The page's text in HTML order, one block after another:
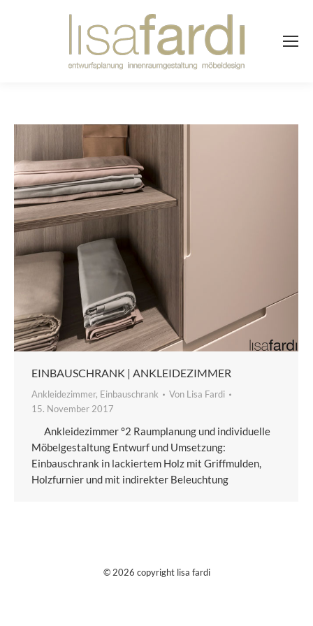
EINBAUSCHRANK | ANKLEIDEZIMMER
Ankleidezimmer, Einbauschrank Von Lisa Fardi
15. November 2017
Ankleidezimmer °2 Raumplanung und individuelle
Möbelgestaltung Entwurf und Umsetzung:
Einbauschrank in lackiertem Holz mit Griffmulden,
Holzfurnier und mit indirekter Beleuchtung
© 2026 copyright lisa fardi